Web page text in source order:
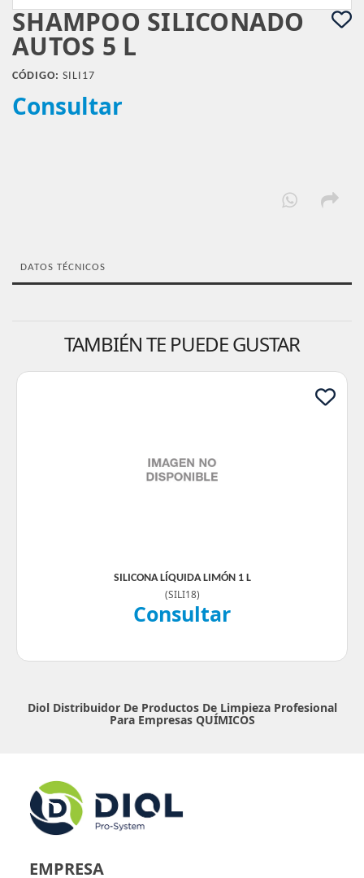
SHAMPOO SILICONADO
AUTOS 5 L
CÓDIGO: SILI17
Consultar
DATOS TÉCNICOS
TAMBIÉN TE PUEDE GUSTAR
SILICONA LÍQUIDA LIMÓN 1 L
(SILI18)
Consultar
Diol Distribuidor De Productos De Limpieza Profesional
Para Empresas QUÍMICOS
EMPRESA